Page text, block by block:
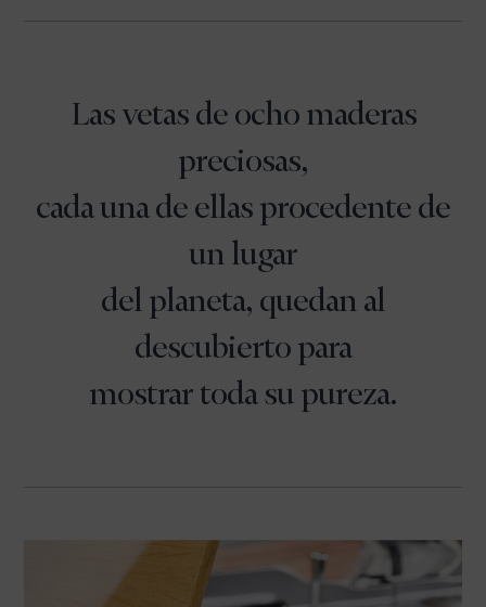
Las vetas de ocho maderas
preciosas,
cada una de ellas procedente de
un lugar
del planeta, quedan al
descubierto para
mostrar toda su pureza.